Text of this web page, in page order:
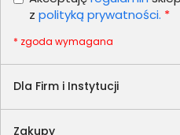
Dla Firm i Instytucji
Zakupy
z polityką prywatności. *
* zgoda wymagana